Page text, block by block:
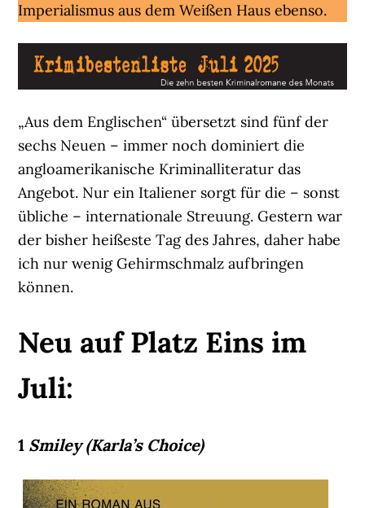
Imperialismus aus dem Weißen Haus ebenso.
„Aus dem Englischen“ übersetzt sind fünf der
sechs Neuen – immer noch dominiert die
angloamerikanische Kriminalliteratur das
Angebot. Nur ein Italiener sorgt für die – sonst
übliche – internationale Streuung. Gestern war
der bisher heißeste Tag des Jahres, daher habe
ich nur wenig Gehirmschmalz aufbringen
können.
Neu auf Platz Eins im
Juli:
1 Smiley (Karla’s Choice)